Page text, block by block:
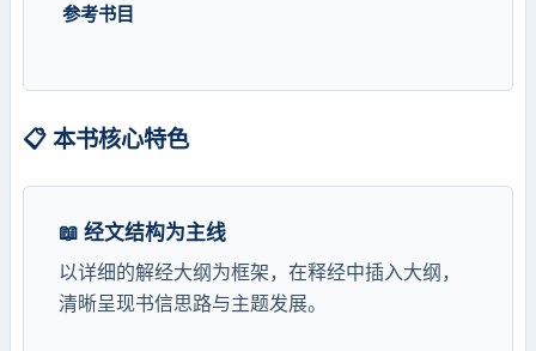
参考书目
📋 本书核心特色
📖 经文结构为主线
以详细的解经大纲为框架，在释经中插入大纲，
清晰呈现书信思路与主题发展。